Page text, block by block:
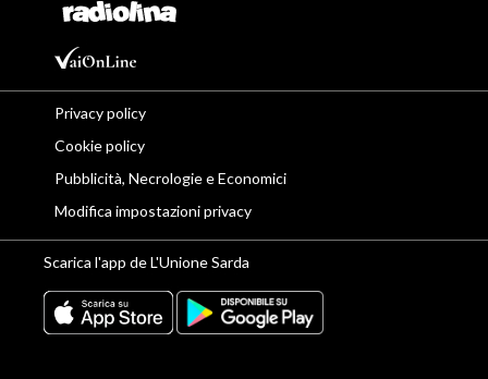
Privacy policy
Cookie policy
Pubblicità, Necrologie e Economici
Modifica impostazioni privacy
Scarica l'app de L'Unione Sarda